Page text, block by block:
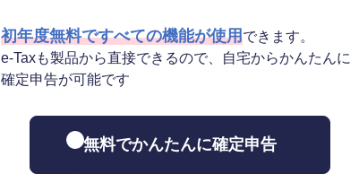
初年度無料ですべての機能が使用できます。
e-Taxも製品から直接できるので、自宅からかんたんに
確定申告が可能です
無料でかんたんに確定申告